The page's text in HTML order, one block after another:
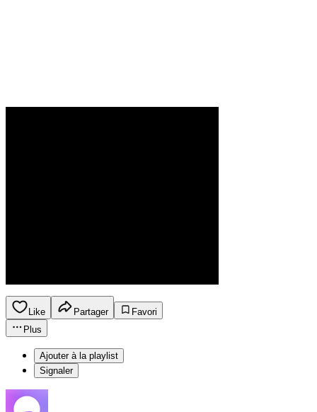
Like Partager
Favori
Plus
Ajouter à la playlist
Signaler